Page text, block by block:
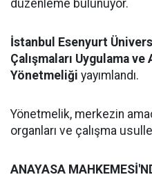
düzenleme bulunuyor.
İstanbul Esenyurt
Çalışmaları Uygulama
Yönetmeliği yayımlandı.
Yönetmelik, merkezin
organları ve çalışma
ANAYASA